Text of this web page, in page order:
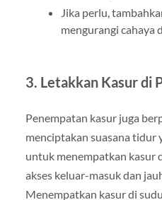
Jika perlu,
mengurangi cahaya
3. Letakkan Kasur di
Penempatan kasur juga
menciptakan suasana tidur
untuk menempatkan kasur
akses keluar-masuk dan
Menempatkan kasur di